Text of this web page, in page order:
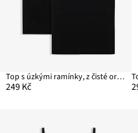
Top s úzkými ramínky, z čisté organické bavlny (2 ks v balení)
249 Kč